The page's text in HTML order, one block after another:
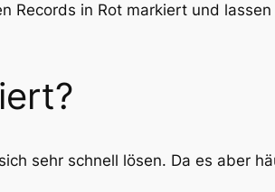
Records in Rot markiert und
sehr schnell lösen. Da es aber